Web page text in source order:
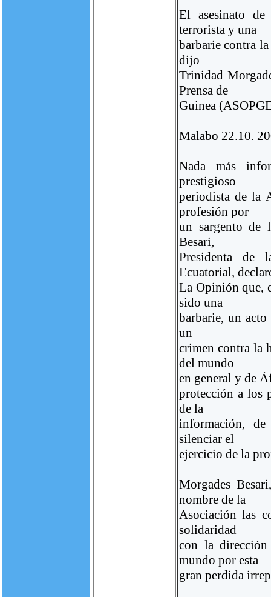
El asesinato
terrorista y una
barbarie contra
dijo
Trinidad
Prensa de
Guinea
Malabo 22.10.
Nada más
prestigioso
periodista de la
profesión por
un sargento de
Besari,
Presidenta de
Ecuatorial,
La Opinión que,
sido una
barbarie, un
un
crimen contra la
del mundo
en general y de
protección a los
de la
información,
silenciar el
ejercicio de la
Morgades
nombre de la
Asociación las
solidaridad
con la
mundo por esta
gran perdida